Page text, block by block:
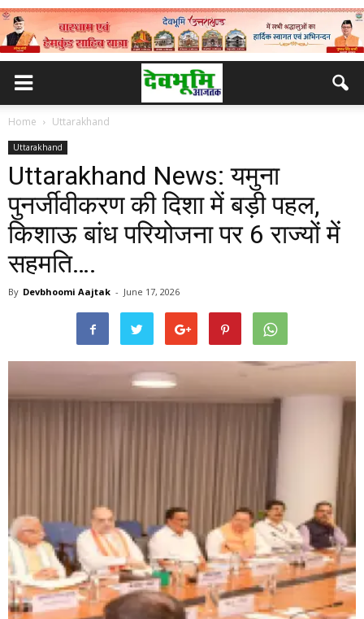
Home Uttarakhand
Uttarakhand
Uttarakhand News: यमुना
पुनर्जीवीकरण की दिशा में बड़ी पहल,
किशाऊ बांध परियोजना पर 6 राज्यों में
सहमति….
By Devbhoomi Aajtak - June 17, 2026